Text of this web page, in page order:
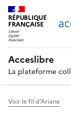
RÉPUBLIQUE
FRANÇAISE
Acceslibre
La plateforme
Voir le fil d'Ariane